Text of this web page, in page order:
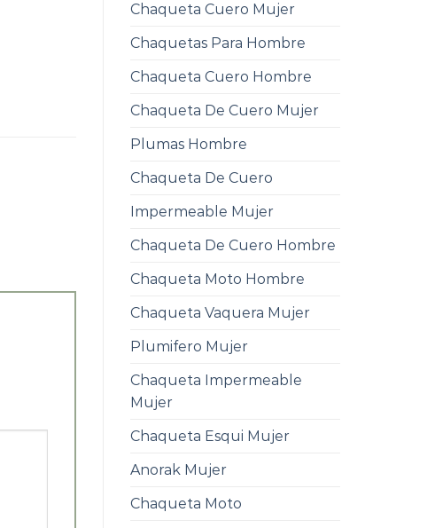
Chaqueta Cuero Mujer
Chaquetas Para Hombre
Chaqueta Cuero Hombre
Chaqueta De Cuero Mujer
Plumas Hombre
Chaqueta De Cuero
Impermeable Mujer
Chaqueta De Cuero Hombre
Chaqueta Moto Hombre
Chaqueta Vaquera Mujer
Plumifero Mujer
Chaqueta Impermeable
Mujer
Chaqueta Esqui Mujer
Anorak Mujer
Chaqueta Moto